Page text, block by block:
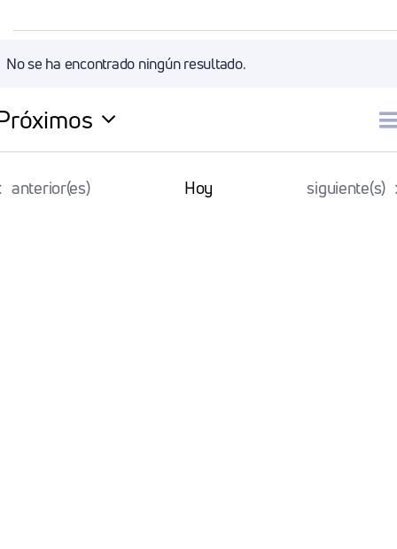
Aviso
No se ha encontrado ningún resultado.
Eventos
anterior(es) Hoy Eventos
siguiente(s)